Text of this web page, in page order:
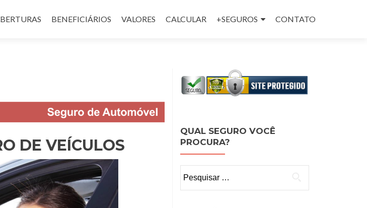
BENEFICIÁRIOS VALORES CALCULAR +SEGUROS CONTATO
DE VEÍCULOS
QUAL SEGURO VOCÊ
PROCURA?
por: